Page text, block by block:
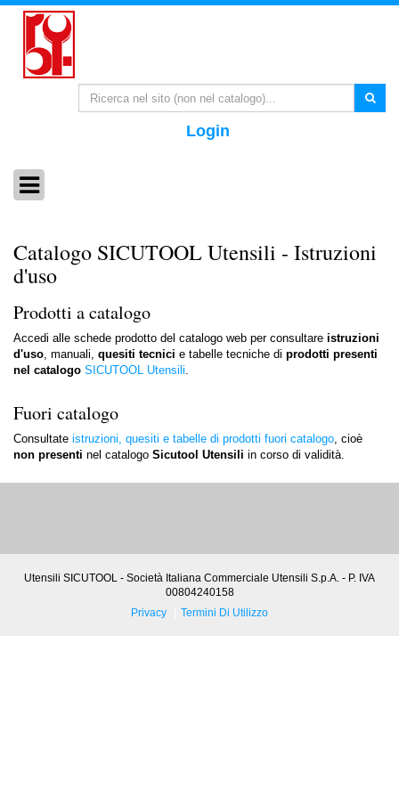
Login
Catalogo SICUTOOL Utensili - Istruzioni
d'uso
Prodotti a catalogo
Accedi alle schede prodotto del catalogo web per consultare istruzioni
d'uso, manuali, quesiti tecnici e tabelle tecniche di prodotti presenti
nel catalogo SICUTOOL Utensili.
Fuori catalogo
Consultate istruzioni, quesiti e tabelle di prodotti fuori catalogo, cioè
non presenti nel catalogo Sicutool Utensili in corso di validità.
Utensili SICUTOOL - Società Italiana Commerciale Utensili S.p.A. - P. IVA
00804240158
Privacy
Termini Di Utilizzo